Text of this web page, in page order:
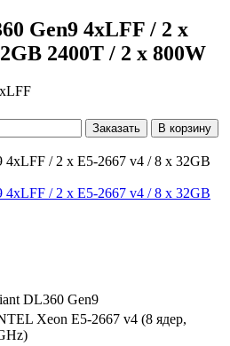
Gen9 4xLFF / 2 x
2400T / 2 x 800W
Заказать В корзину
DL360 Gen9
Xeon E5-2667 v4 (8 ядер,